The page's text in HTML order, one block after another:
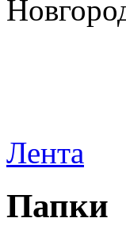
Лента
Папки